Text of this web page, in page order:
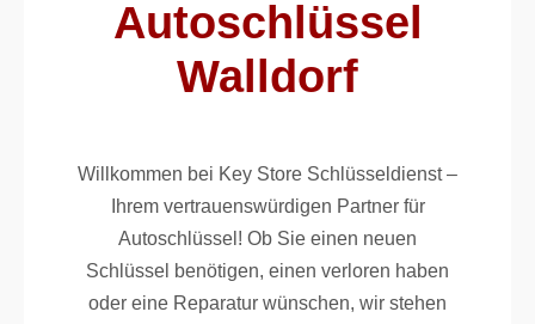
Autoschlüssel
Walldorf
Willkommen bei Key Store Schlüsseldienst –
Ihrem vertrauenswürdigen Partner für
Autoschlüssel! Ob Sie einen neuen
Schlüssel benötigen, einen verloren haben
oder eine Reparatur wünschen, wir stehen